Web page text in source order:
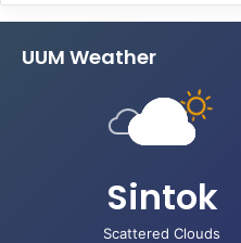
UUM Weather
Sintok
Scattered Clouds